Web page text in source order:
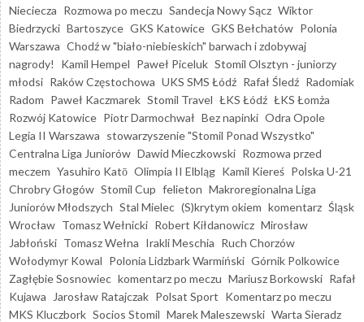
Nieciecza Rozmowa po meczu Sandecja Nowy Sącz Wiktor
Biedrzycki Bartoszyce GKS Katowice GKS Bełchatów Polonia
Warszawa Chodź w "biało-niebieskich" barwach i zdobywaj
nagrody!
Kamil Hempel Paweł Piceluk Stomil Olsztyn - juniorzy
młodsi Raków Częstochowa UKS SMS Łódź Rafał Śledź Radomiak
Radom Paweł Kaczmarek Stomil Travel ŁKS Łódź ŁKS Łomża
Rozwój Katowice Piotr Darmochwał Bez napinki Odra Opole
Legia II Warszawa stowarzyszenie "Stomil Ponad Wszystko"
Centralna Liga Juniorów Dawid Mieczkowski Rozmowa przed
meczem Yasuhiro Katō Olimpia II Elbląg Kamil Kiereś Polska U-21
Chrobry Głogów Stomil Cup felieton Makroregionalna Liga
Juniorów Młodszych Stal Mielec (S)krytym okiem komentarz Śląsk
Wrocław Tomasz Wełnicki Robert Kiłdanowicz Mirosław
Jabłoński Tomasz Wełna Irakli Meschia Ruch Chorzów
Wołodymyr Kowal Polonia Lidzbark Warmiński Górnik Polkowice
Zagłębie Sosnowiec komentarz po meczu Mariusz Borkowski Rafał
Kujawa
Jarosław Ratajczak Polsat Sport Komentarz po meczu
MKS Kluczbork Socios Stomil Marek Maleszewski Warta Sieradz